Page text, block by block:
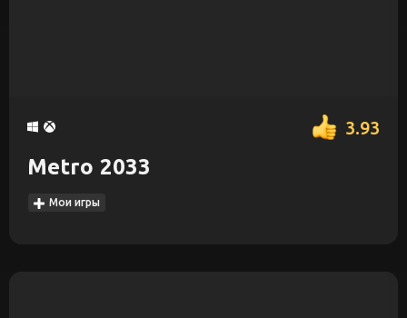
3.93
Metro 2033
Мои игры